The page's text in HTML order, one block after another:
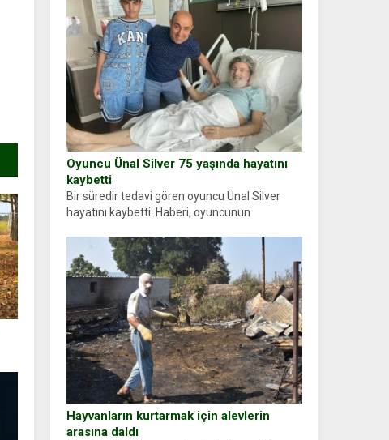
ehliyet ve ruhsat sorup belgelerini istedi.
Sürücü Abdurrahman Ö.nün verdiği evraklarda
eksik olduğunu...
Oyuncu Ünal Silver 75 yaşında hayatını
kaybetti
Bir süredir tedavi gören oyuncu Ünal Silver
hayatını kaybetti. Haberi, oyuncunun
sosyal medya hesabında “Usta Oyuncumuz ve
çok değerli dostumuz...
Hayvanların kurtarmak için alevlerin
arasına daldı